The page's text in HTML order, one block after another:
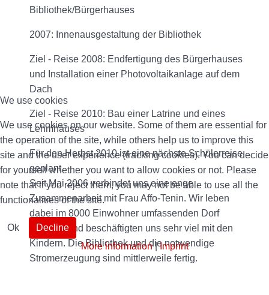
Bibliothek/Bürgerhauses
2007: Innenausgestaltung der Bibliothek
Ziel - Reise 2008: Endfertigung des Bürgerhauses
und Installation einer Photovoltaikanlage auf dem
Dach
Ziel - Reise 2010: Bau einer Latrine und eines
Lehmhauses
Für den Herbst 2010 ist eine nächste Schülerreise
geplant.
Seit Mai 2006 verbindet uns eine enge
Zusammenarbeit mit Frau Affo-Tenin. Wir leben
dabei im 8000 Einwohner umfassenden Dorf
Balanka und beschäftigten uns sehr viel mit den
Kindern. Die Bibliothek und die notwendige
Stromerzeugung sind mittlerweile fertig.
We use cookies
We use cookies on our website. Some of them are essential for
the operation of the site, while others help us to improve this
site and the user experience (tracking cookies). You can decide
for yourself whether you want to allow cookies or not. Please
note that if you reject them, you may not be able to use all the
functionalities of the site.
Ok
Decline
More information|Imprint